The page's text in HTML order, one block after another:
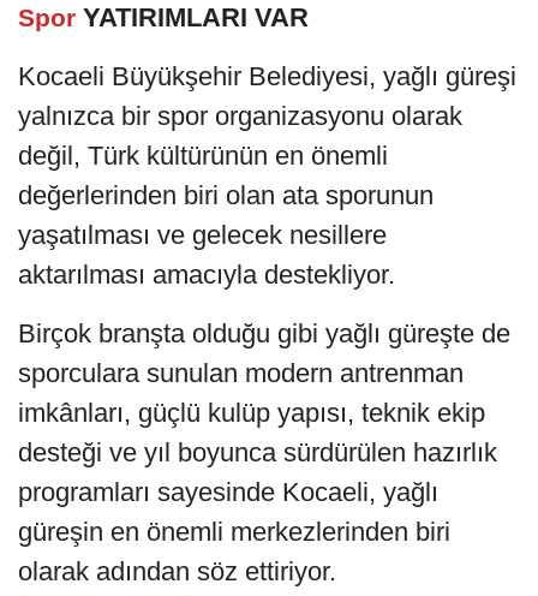
Spor YATIRIMLARI VAR
Kocaeli Büyükşehir Belediyesi, yağlı güreşi
yalnızca bir spor organizasyonu olarak
değil, Türk kültürünün en önemli
değerlerinden biri olan ata sporunun
yaşatılması ve gelecek nesillere
aktarılması amacıyla destekliyor.
Birçok branşta olduğu gibi yağlı güreşte de
sporculara sunulan modern antrenman
imkânları, güçlü kulüp yapısı, teknik ekip
desteği ve yıl boyunca sürdürülen hazırlık
programları sayesinde Kocaeli, yağlı
güreşin en önemli merkezlerinden biri
olarak adından söz ettiriyor.